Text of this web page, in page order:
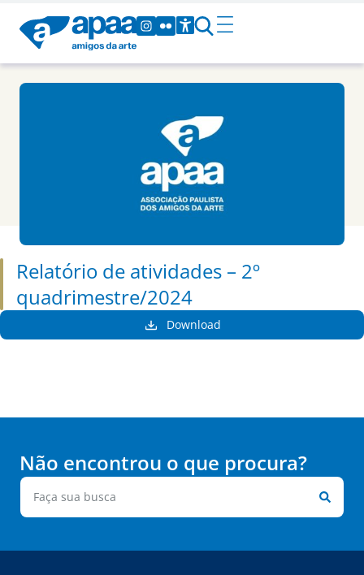
Relatório de atividades – 2º
quadrimestre/2024
Download
Não encontrou o que procura?